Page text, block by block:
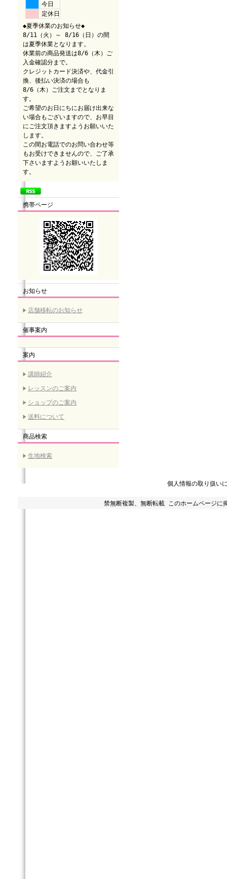
今日
定休日
◆夏季休業のお知らせ◆
8/11（火）～ 8/16（日）の間
は夏季休業となります。
休業前の商品発送は8/6（木）ご
入金確認分まで。
クレジットカード決済や、代金引
換、後払い決済の場合も
8/6（木）ご注文までとなりま
す。
ご希望のお日にちにお届け出来な
い場合もございますので、お早目
にご注文頂きますようお願いいた
します。
この間お電話でのお問い合わせ等
もお受けできませんので、ご了承
下さいますようお願いいたしま
す。
携帯ページ
お知らせ
店舗移転のお知らせ
催事案内
案内
講師紹介
レッスンのご案内
ショップのご案内
送料について
商品検索
生地検索
個人情報の取り扱い
禁無断複製、無断転載 このホームページに